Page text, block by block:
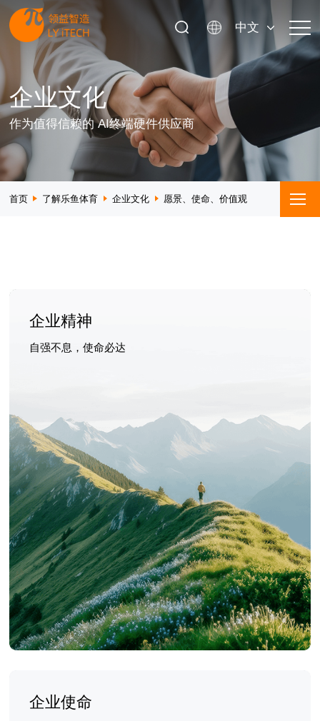
中文
企业文化
作为值得信赖的 AI终端硬件供应商
首页 了解乐鱼体育 企业文化 愿景、使命、价值观
企业精神
自强不息，使命必达
企业使命